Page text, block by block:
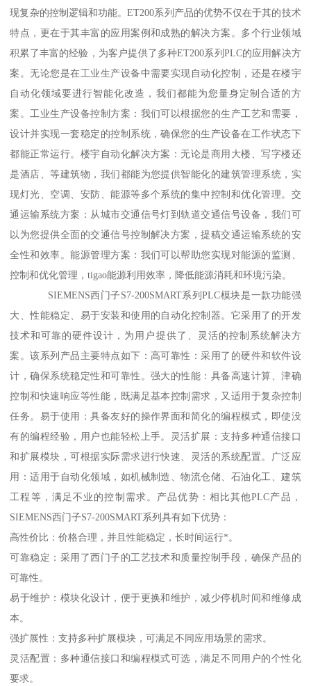
现复杂的控制逻辑和功能。ET200系列产品的优势不仅在于其的技术
特点，更在于其丰富的应用案例和成熟的解决方案。多个行业领域
积累了丰富的经验，为客户提供了多种ET200系列PLC的应用解决方
案。无论您是在工业生产设备中需要实现自动化控制，还是在楼宇
自动化领域要进行智能化改造，我们都能为您量身定制合适的方
案。工业生产设备控制方案：我们可以根据您的生产工艺和需要，
设计并实现一套稳定的控制系统，确保您的生产设备在工作状态下
都能正常运行。楼宇自动化解决方案：无论是商用大楼、写字楼还
是酒店、等建筑物，我们都能为您提供智能化的建筑管理系统，实
现灯光、空调、安防、能源等多个系统的集中控制和优化管理。交
通运输系统方案：从城市交通信号灯到轨道交通信号设备，我们可
以为您提供全面的交通信号控制解决方案，提稿交通运输系统的安
全性和效率。能源管理方案：我们可以帮助您实现对能源的监测、
控制和优化管理，tigao能源利用效率，降低能源消耗和环境污染。
SIEMENS西门子S7-200SMART系列PLC模块是一款功能强
大、性能稳定、易于安装和使用的自动化控制器。它采用了的开发
技术和可靠的硬件设计，为用户提供了、灵活的控制系统解决方
案。该系列产品主要特点如下：高可靠性：采用了的硬件和软件设
计，确保系统稳定性和可靠性。强大的性能：具备高速计算、津确
控制和快速响应等性能，既满足基本控制需求，又适用于复杂控制
任务。易于使用：具备友好的操作界面和简化的编程模式，即使没
有的编程经验，用户也能轻松上手。灵活扩展：支持多种通信接口
和扩展模块，可根据实际需求进行快速、灵活的系统配置。广泛应
用：适用于自动化领域，如机械制造、物流仓储、石油化工、建筑
工程等，满足不业的控制需求。产品优势：相比其他PLC产品，
SIEMENS西门子S7-200SMART系列具有如下优势：
高性价比：价格合理，并且性能稳定，长时间运行*。
可靠稳定：采用了西门子的工艺技术和质量控制手段，确保产品的
可靠性。
易于维护：模块化设计，便于更换和维护，减少停机时间和维修成
本。
强扩展性：支持多种扩展模块，可满足不同应用场景的需求。
灵活配置：多种通信接口和编程模式可选，满足不同用户的个性化
要求。